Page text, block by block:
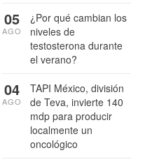
¿Por qué cambian los
niveles de
testosterona durante
el verano?
05
AGO
TAPI México, división
de Teva, invierte 140
mdp para producir
localmente un
oncológico
04
AGO